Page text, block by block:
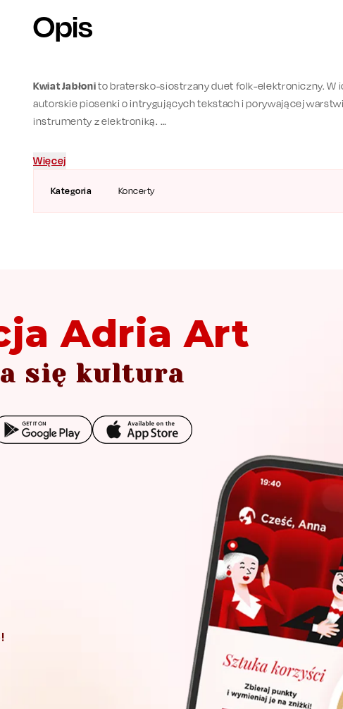
Opis
Kategoria Koncerty
Kwiat Jabłonito bratersko-siostrzany duet folk-elektroniczny. W
autorskie piosenki o intrygujących tekstach i porywającej
instrumenty z elektroniką.
Pomysł na nietypowe zestawienie mandoliny z fortepianem i
elektroniczną perkusję tworząc wyjątkową, świeżą i
Więcej
Adria Art
się kultura